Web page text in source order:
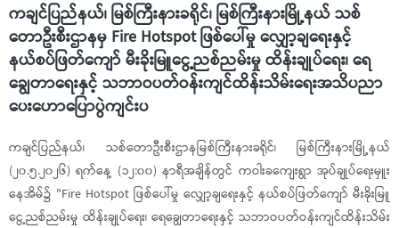
ကချင်ပြည်နယ်၊ မြစ်ကြီးနားခရိုင်၊ မြစ်ကြီးနားမြို့နယ် သစ်
တောဦးစီးဌာနမှ Fire Hotspot ဖြစ်ပေါ်မှု လျှော့ချရေးနှင့်
နယ်စပ်ဖြတ်‌ကျော် မီးခိုးမြူငွေ့ညစ်ညမ်းမှု ထိန်းချုပ်ရေး၊ ရေ
ချွေတာရေးနှင့် သဘာဝပတ်ဝန်းကျင်ထိန်းသိမ်းရေးအသိပညာ
ပေးဟောပြောပွဲကျင်းပ
ကချင်ပြည်နယ်၊ သစ်တောဦးစီးဌာနမြစ်ကြီးနားခရိုင်၊ မြစ်ကြီးနားမြို့နယ်
(၂၀.၅.၂၀၂၆) ရက်နေ့ (၁၂:၀၀) နာရီအချိန်တွင် ကဝါးခကျေးရွာ အုပ်ချုပ်ရေးမှူး
နေအိမ်၌ "Fire Hotspot ဖြစ်ပေါ်မှု လျှော့ချရေးနှင့် နယ်စပ်ဖြတ်‌ကျော် မီးခိုးမြူ
ငွေ့ညစ်ညမ်းမှု ထိန်းချုပ်ရေး၊ ရေချွေတာရေးနှင့် သဘာဝပတ်ဝန်းကျင်ထိန်းသိမ်း